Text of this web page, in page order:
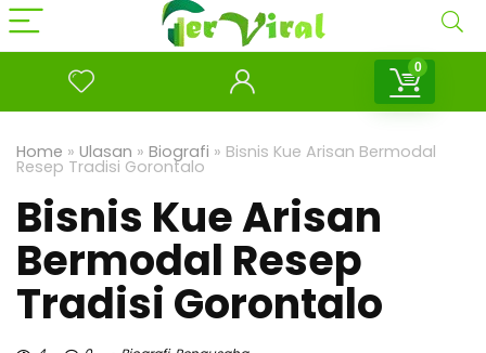
0
Home » Ulasan » Biografi » Bisnis Kue Arisan Bermodal
Resep Tradisi Gorontalo
Bisnis Kue Arisan
Bermodal Resep
Tradisi Gorontalo